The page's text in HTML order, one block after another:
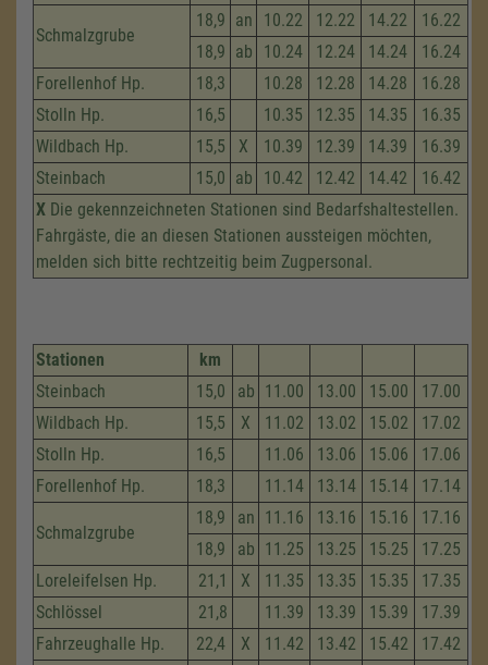
Schmalzgrube
18,9 an 10.22 12.22 14.22
16.22
18,9 ab 10.24 12.24 14.24
16.24
Forellenhof Hp.
18,3 10.28 12.28 14.28
16.28
Stolln Hp.
16,5 10.35 12.35 14.35
16.35
Wildbach Hp.
15,5 X 10.39 12.39 14.39
16.39
Steinbach
15,0 ab 10.42 12.42 14.42
16.42
X Die gekennzeichneten Stationen sind Bedarfshaltestellen.
Fahrgäste, die an diesen Stationen aussteigen möchten,
melden sich bitte rechtzeitig beim Zugpersonal.
Stationen
km
Steinbach
15,0 ab 11.00 13.00 15.00
17.00
Wildbach Hp.
15,5 X 11.02 13.02 15.02
17.02
Stolln Hp.
16,5 11.06 13.06 15.06
17.06
Forellenhof Hp.
18,3 11.14 13.14 15.14 17.14
Schmalzgrube
18,9 an 11.16 13.16 15.16
17.16
18,9
ab 11.25 13.25 15.25
17.25
Loreleifelsen Hp.
21,1 X 11.35 13.35 15.35
17.35
Schlössel
21,8 11.39 13.39 15.39
17.39
Fahrzeug­halle Hp.
22,4 X 11.42 13.42 15.42 17.42